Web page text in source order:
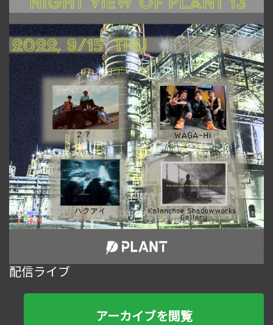
配信ライブ
アーカイブを閲覧